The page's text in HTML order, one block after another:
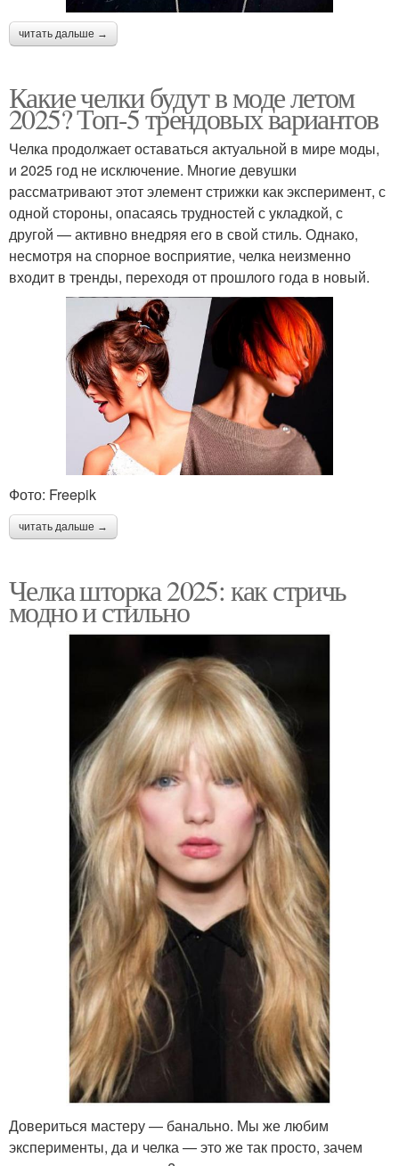
читать дальше →
Какие челки будут в моде летом
2025? Топ-5 трендовых вариантов
Челка продолжает оставаться актуальной в мире моды,
и 2025 год не исключение. Многие девушки
рассматривают этот элемент стрижки как эксперимент, с
одной стороны, опасаясь трудностей с укладкой, с
другой — активно внедряя его в свой стиль. Однако,
несмотря на спорное восприятие, челка неизменно
входит в тренды, переходя от прошлого года в новый.
Фото: Freepik
читать дальше →
Челка шторка 2025: как стричь
модно и стильно
Довериться мастеру — банально. Мы же любим
эксперименты, да и челка — это же так просто, зачем